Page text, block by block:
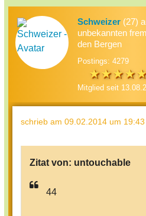
Schweizer (27)
unbekannten
den Bergen
Postings: 4279
Mitglied seit
schrieb am 09.02.2014 um
Zitat von: untouchable
44